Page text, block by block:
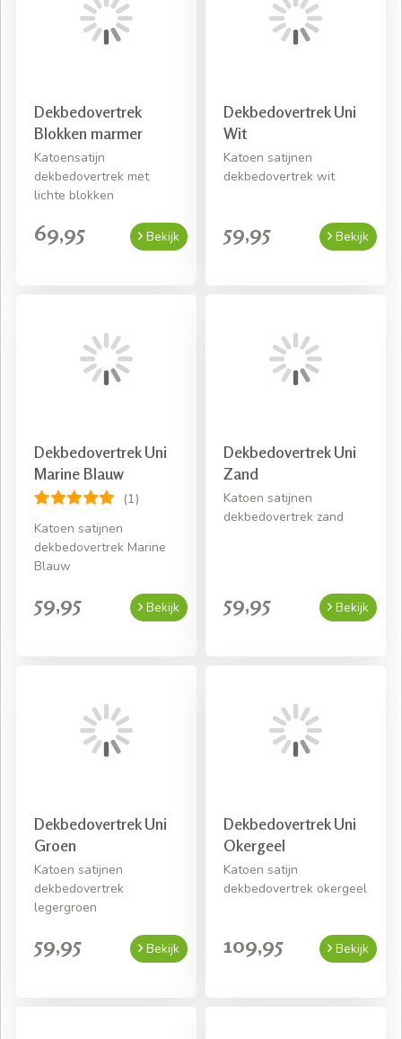
Dekbedovertrek
Blokken marmer
Katoensatijn
dekbedovertrek met
lichte blokken
69,95 Bekijk
Dekbedovertrek Uni
Wit
Katoen satijnen
dekbedovertrek wit
59,95 Bekijk
Dekbedovertrek Uni
Marine Blauw
(1)
Katoen satijnen
dekbedovertrek Marine
Blauw
59,95 Bekijk
Dekbedovertrek Uni
Zand
Katoen satijnen
dekbedovertrek zand
59,95 Bekijk
Dekbedovertrek Uni
Groen
Katoen satijnen
dekbedovertrek
legergroen
59,95 Bekijk
Dekbedovertrek Uni
Okergeel
Katoen satijn
dekbedovertrek okergeel
109,95 Bekijk